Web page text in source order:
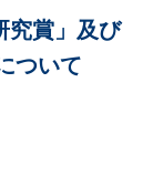
究賞」及び
ついて